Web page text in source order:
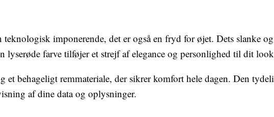
imponerende, det er også en fryd for øjet. Dets slanke
lyserøde farve tilføjer et strejf af elegance og personlighed til dit
behageligt remmateriale, der sikrer komfort hele dagen. Den
af dine data og oplysninger.